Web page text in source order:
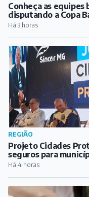
Conheça as equipes
disputando a Copa
Há 3 horas
REGIÃO
Projeto Cidades
seguros para
Há 4 horas